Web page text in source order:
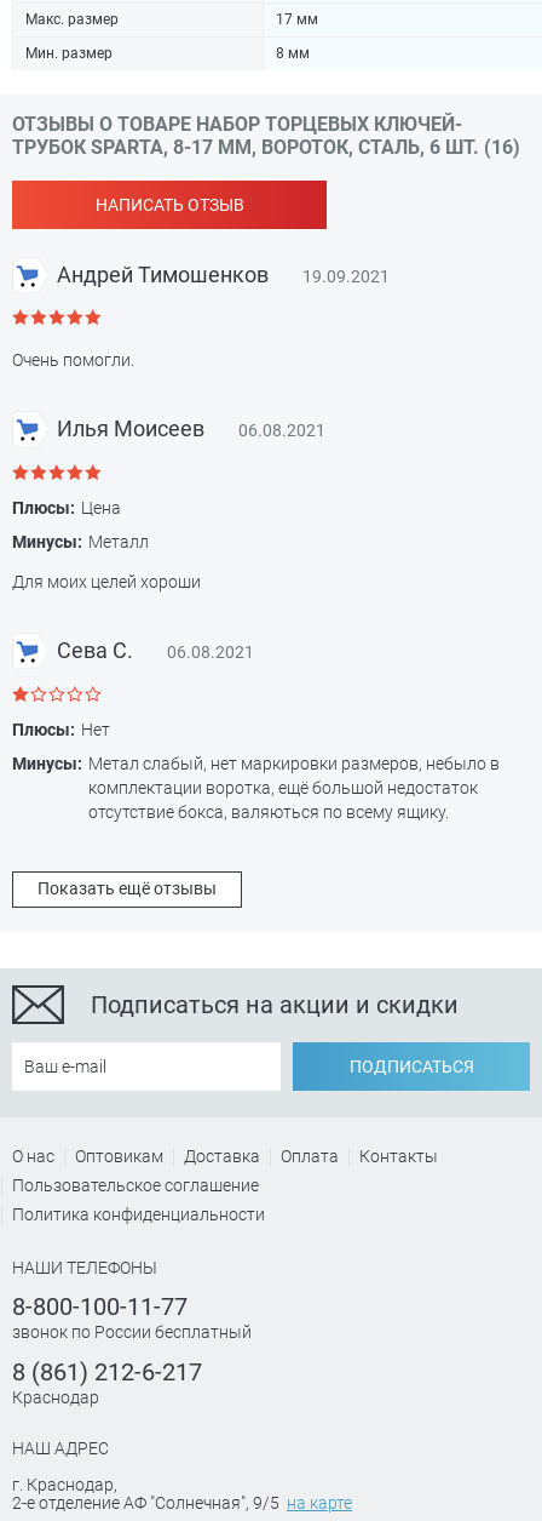
Макс. размер
17 мм
Мин. размер
8 мм
ОТЗЫВЫ О ТОВАРЕ НАБОР ТОРЦЕВЫХ КЛЮЧЕЙ-
ТРУБОК SPARTA, 8-17 ММ, ВОРОТОК, СТАЛЬ, 6 ШТ. (16)
НАПИСАТЬ ОТЗЫВ
Андрей Тимошенков 19.09.2021
Очень помогли.
Илья Моисеев 06.08.2021
Плюсы: Цена
Минусы: Металл
Для моих целей хороши
Сева С. 06.08.2021
Плюсы: Нет
Минусы: Метал слабый, нет маркировки размеров, небыло в
комплектации воротка, ещё большой недостаток
отсутствие бокса, валяються по всему ящику.
Показать ещё отзывы
Подписаться на акции и скидки
ПОДПИСАТЬСЯ
О нас Оптовикам Доставка Оплата
Контакты
Пользовательское соглашение
Политика конфиденциальности
НАШИ ТЕЛЕФОНЫ
8-800-100-11-77
звонок по России бесплатный
8 (861) 212-6-217
Краснодар
НАШ АДРЕС
г. Краснодар,
2-е отделение АФ "Солнечная", 9/5 на карте